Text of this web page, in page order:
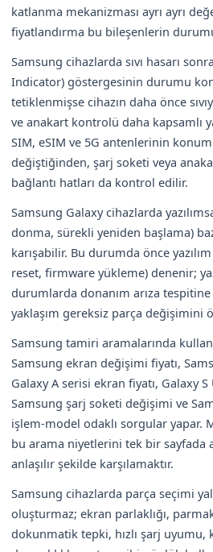
katlanma mekanizması ayrı ayrı
fiyatlandırma bu bileşenlerin
Samsung cihazlarda sıvı hasarı
Indicator) göstergesinin durumu
tetiklenmişse cihazın daha önce
ve anakart kontrolü daha kapsamlı
SIM, eSIM ve 5G antenlerinin
değiştiğinden, şarj soketi veya
bağlantı hatları da kontrol edilir.
Samsung Galaxy cihazlarda
donma, sürekli yeniden başlama)
karışabilir. Bu durumda önce
reset, firmware yükleme) denenir;
durumlarda donanım arıza
yaklaşım gereksiz parça değişimini
Samsung tamiri aramalarında
Samsung ekran değişimi fiyatı,
Galaxy A serisi ekran fiyatı, Galaxy
Samsung şarj soketi değişimi ve
işlem-model odaklı sorgular yapar.
bu arama niyetlerini tek bir sayfada
anlaşılır şekilde karşılamaktır.
Samsung cihazlarda parça seçimi
oluşturmaz; ekran parlaklığı,
dokunmatik tepki, hızlı şarj uyumu,